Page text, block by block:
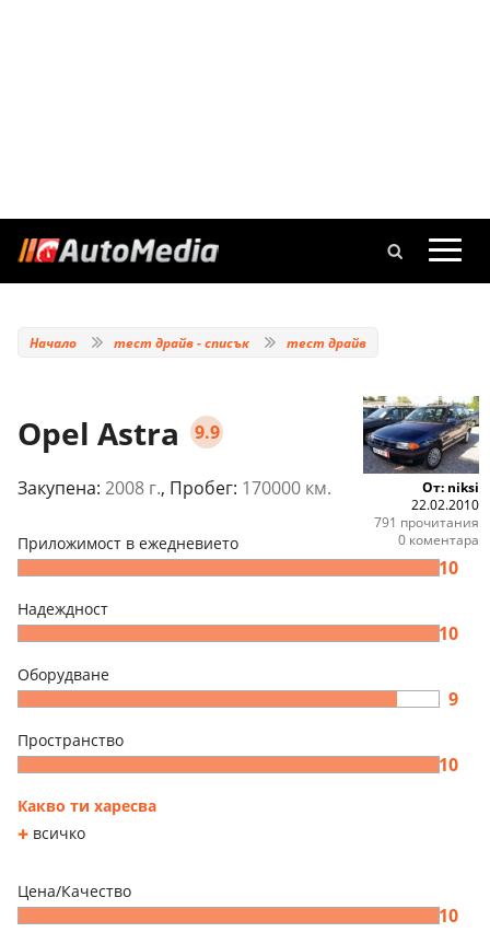
Начало тест драйв - списък тест драйв
Opel Astra 9.9
Закупена: 2008 г., Пробег: 170000 км.
Приложимост в ежедневието
10
Надеждност
10
Оборудване
9
Пространство
10
Какво ти харесва
всичко
Цена/Качество
10
От: niksi
22.02.2010
791 прочитания
0 коментара